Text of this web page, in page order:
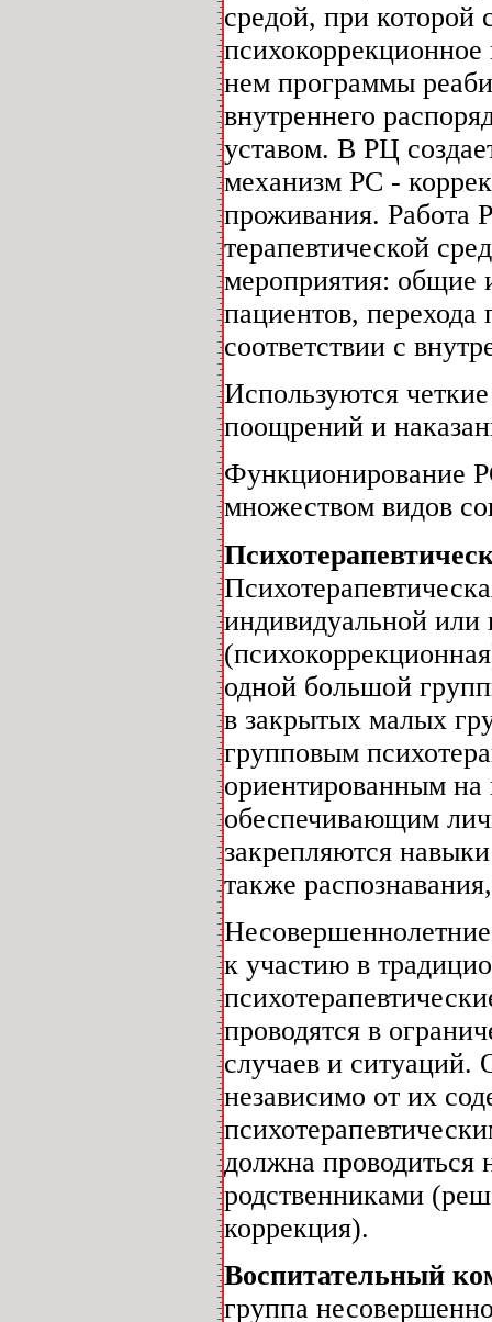
средой, при которой
психокоррекционное
нем программы
внутреннего
уставом. В РЦ
механизм PC -
проживания. Работа
терапевтической
мероприятия: общие
пациентов, перехода
соответствии с
Используются
поощрений и
Функционирование
множеством видов
индивидуальной или
одной большой
в закрытых малых
групповым
ориентированным
обеспечивающим
закрепляются
также
к участию в
проводятся в
случаев и
независимо от их
должна проводиться
родственниками
коррекция).
Воспитательный
группа